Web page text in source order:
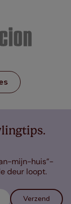
mijn-huis”-
deur loopt.
Verzend